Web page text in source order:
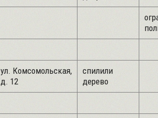
ул. Комсомольская,
д. 12
спилили
дерево